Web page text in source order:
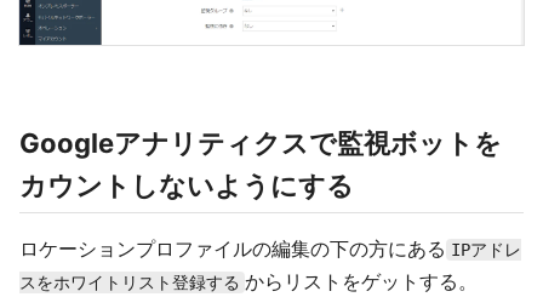
Googleアナリティクスで監視ボットを
カウントしないようにする
ロケーションプロファイルの編集の下の方にある IPアドレ
スをホワイトリスト登録する からリストをゲットする。